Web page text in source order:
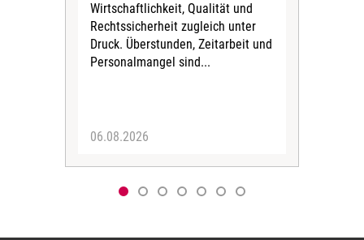
Wirtschaftlichkeit, Qualität und
Rechtssicherheit zugleich unter
Druck. Überstunden, Zeitarbeit und
Personalmangel sind...
06.08.2026